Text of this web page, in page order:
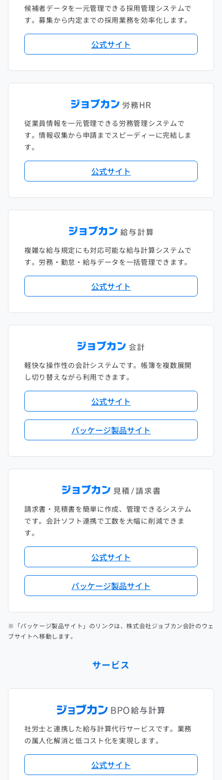
候補者データを一元管理できる採用管理システムで
す。募集から内定までの採用業務を効率化します。
公式サイト
従業員情報を一元管理できる労務管理システムで
す。情報収集から申請までスピーディーに完結しま
す。
公式サイト
複雑な給与規定にも対応可能な給与計算システムで
す。労務・勤怠・給与データを一括管理できます。
公式サイト
軽快な操作性の会計システムです。帳簿を複数展開
し切り替えながら利用できます。
公式サイト
パッケージ製品サイト
請求書・見積書を簡単に作成、管理できるシステム
です。会計ソフト連携で工数を大幅に削減できま
す。
公式サイト
パッケージ製品サイト
※「パッケージ製品サイト」のリンクは、株式会社ジョブカン会計のウェ
ブサイトへ移動します。
サービス
社労士と連携した給与計算代行サービスです。業務
の属人化解消と低コスト化を実現します。
公式サイト